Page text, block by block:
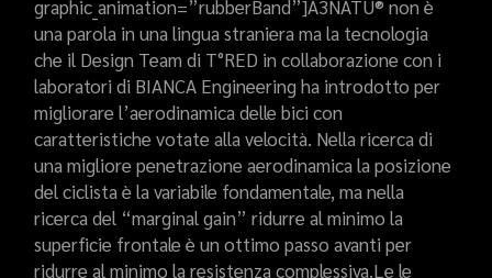
graphic_animation=”rubberBand”]A3NATU® non è
una parola in una lingua straniera ma la tecnologia
che il Design Team di T°RED in collaborazione con i
laboratori di BIANCA Engineering ha introdotto per
migliorare l’aerodinamica delle bici con
caratteristiche votate alla velocità. Nella ricerca di
una migliore penetrazione aerodinamica la posizione
del ciclista è la variabile fondamentale, ma nella
ricerca del “marginal gain” ridurre al minimo la
superficie frontale è un ottimo passo avanti per
ridurre al minimo la resistenza complessiva.Le le